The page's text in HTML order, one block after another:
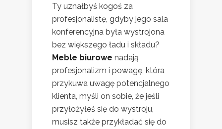
Ty uznałbyś kogoś za
profesjonalistę, gdyby jego sala
konferencyjna była wystrojona
bez większego ładu i składu?
Meble biurowe nadają
profesjonalizm i powagę, która
przykuwa uwagę potencjalnego
klienta, myśli on sobie, że jeśli
przyłożyłeś się do wystroju,
musisz także przykładać się do